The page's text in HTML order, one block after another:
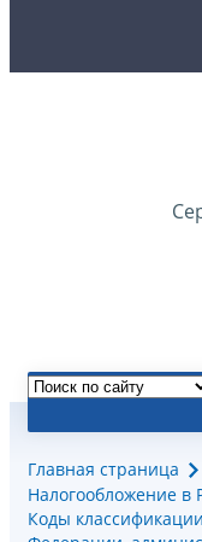
Главная страница
Налогообложение в
Коды